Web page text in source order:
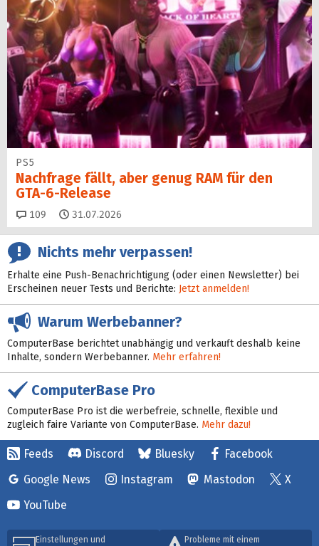
PS5
Nachfrage fällt, aber genug RAM für den
GTA-6-Release
109 Kommentare
31.07.2026
Nichts mehr verpassen!
Erhalte eine Push-Benachrichtigung (oder einen Newsletter) bei
Erscheinen neuer Tests und Berichte: Jetzt anmelden!
Warum Werbebanner?
ComputerBase berichtet unabhängig und verkauft deshalb keine
Inhalte, sondern Werbebanner. Mehr erfahren!
ComputerBase Pro
ComputerBase Pro ist die werbefreie, schnelle, flexible und
zugleich faire Variante von ComputerBase. Mehr dazu!
Feeds Discord Bluesky
Facebook
Google News
Instagram Mastodon
X
YouTube
Einstellungen und Probleme mit einem